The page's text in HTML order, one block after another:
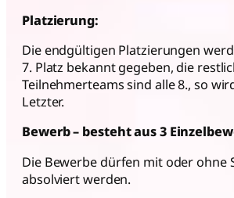
Platzierung:
Die endgültigen Platzierungen
7. Platz bekannt gegeben, die
Teilnehmerteams sind alle 8., so
Letzter.
Bewerb – besteht aus 3
Die Bewerbe dürfen mit oder ohne
absolviert werden.